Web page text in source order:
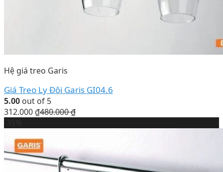
Hệ giá treo Garis
Giá Treo Ly Đôi Garis GI04.6
5.00 out of 5
312.000 ₫480.000₫